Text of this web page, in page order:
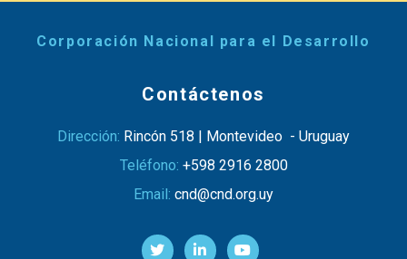
Corporación Nacional para el Desarrollo
Contáctenos
Dirección: Rincón 518 | Montevideo - Uruguay
Teléfono: +598 2916 2800
Email: cnd@cnd.org.uy